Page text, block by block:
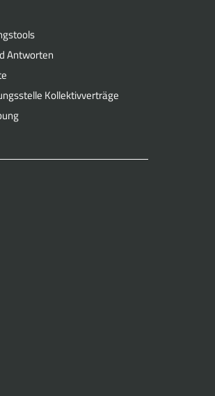
Antworten
Kollektivverträge